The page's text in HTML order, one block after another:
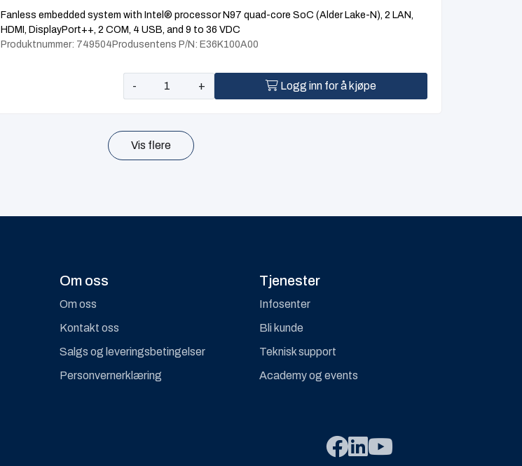
Fanless embedded system with Intel® processor N97 quad-core SoC (Alder Lake-N), 2 LAN,
HDMI, DisplayPort++, 2 COM, 4 USB, and 9 to 36 VDC
Produktnummer: 749504Produsentens P/N: E36K100A00
- + Logg inn for å kjøpe
Vis flere
Om oss
Om oss
Kontakt oss
Salgs og leveringsbetingelser
Personvernerklæring
Tjenester
Infosenter
Bli kunde
Teknisk support
Academy og events